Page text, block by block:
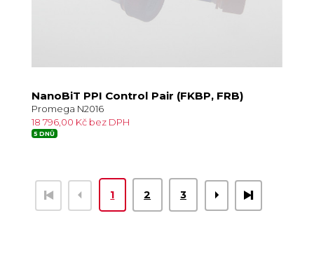
NanoBiT PPI Control Pair (FKBP, FRB)
Promega N2016
18 796,00 Kč bez DPH
5 DNŮ
1 2 3